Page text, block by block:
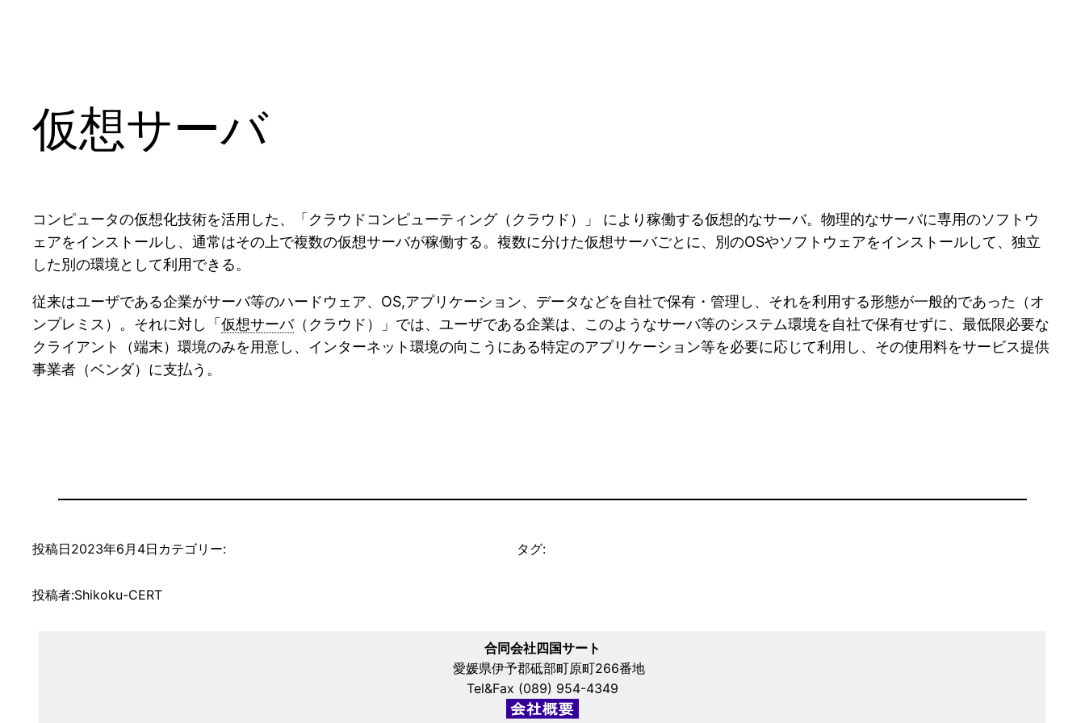
仮想サーバ
コンピュータの仮想化技術を活用した、「クラウドコンピューティング（クラウド）」 により稼働する仮想的なサーバ。物理的なサーバに専用のソフトウ
ェアをインストールし、通常はその上で複数の仮想サーバが稼働する。複数に分けた仮想サーバごとに、別のOSやソフトウェアをインストールして、独立
した別の環境として利用できる。
従来はユーザである企業がサーバ等のハードウェア、OS,アプリケーション、データなどを自社で保有・管理し、それを利用する形態が一般的であった（オ
ンプレミス）。それに対し「仮想サーバ（クラウド）」では、ユーザである企業は、このようなサーバ等のシステム環境を自社で保有せずに、最低限必要な
クライアント（端末）環境のみを用意し、インターネット環境の向こうにある特定のアプリケーション等を必要に応じて利用し、その使用料をサービス提供
事業者（ベンダ）に支払う。
投稿日2023年6月4日 カテゴリー:
投稿者:Shikoku-CERT
タグ:
合同会社四国サート
愛媛県伊予郡砥部町原町266番地
Tel&Fax (089) 954-4349